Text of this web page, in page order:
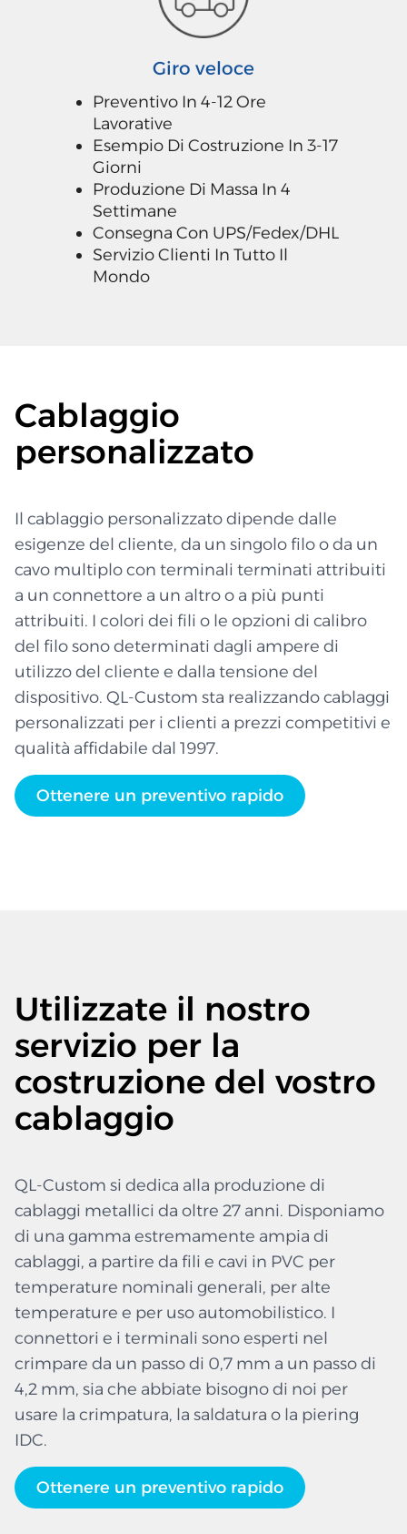
Giro veloce
Preventivo In 4-12 Ore
Lavorative
Esempio Di Costruzione In 3-17
Giorni
Produzione Di Massa In 4
Settimane
Consegna Con UPS/Fedex/DHL
Servizio Clienti In Tutto Il
Mondo
Cablaggio
personalizzato
Il cablaggio personalizzato dipende dalle
esigenze del cliente, da un singolo filo o da un
cavo multiplo con terminali terminati attribuiti
a un connettore a un altro o a più punti
attribuiti. I colori dei fili o le opzioni di calibro
del filo sono determinati dagli ampere di
utilizzo del cliente e dalla tensione del
dispositivo. QL-Custom sta realizzando cablaggi
personalizzati per i clienti a prezzi competitivi e
qualità affidabile dal 1997.
Ottenere un preventivo rapido
Utilizzate il nostro
servizio per la
costruzione del vostro
cablaggio
QL-Custom si dedica alla produzione di
cablaggi metallici da oltre 27 anni. Disponiamo
di una gamma estremamente ampia di
cablaggi, a partire da fili e cavi in PVC per
temperature nominali generali, per alte
temperature e per uso automobilistico. I
connettori e i terminali sono esperti nel
crimpare da un passo di 0,7 mm a un passo di
4,2 mm, sia che abbiate bisogno di noi per
usare la crimpatura, la saldatura o la piering
IDC.
Ottenere un preventivo rapido